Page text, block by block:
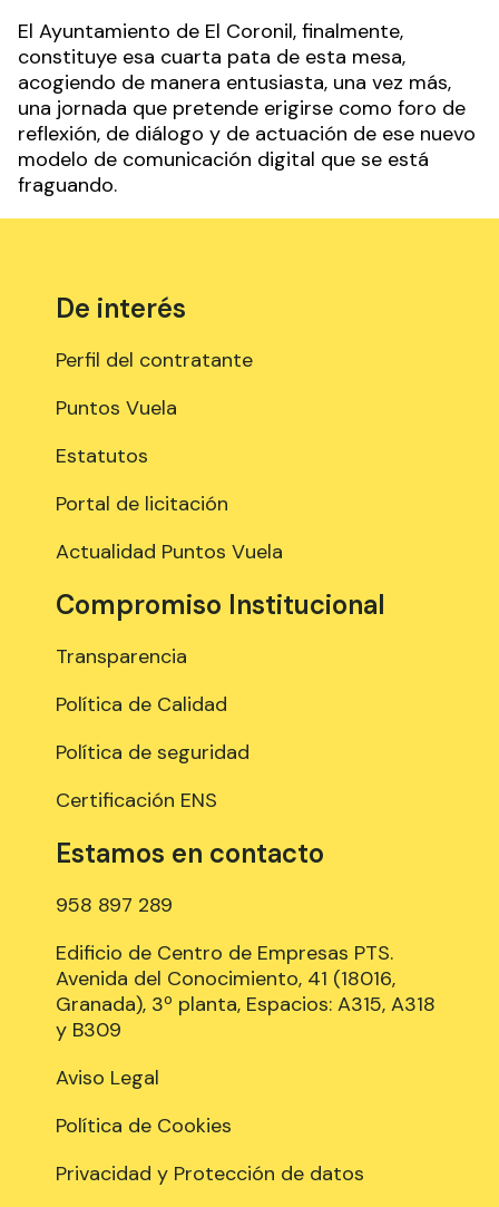
El Ayuntamiento de El Coronil, finalmente,
constituye esa cuarta pata de esta mesa,
acogiendo de manera entusiasta, una vez más,
una jornada que pretende erigirse como foro de
reflexión, de diálogo y de actuación de ese nuevo
modelo de comunicación digital que se está
fraguando.
De interés
Perfil del contratante
Puntos Vuela
Estatutos
Portal de licitación
Actualidad Puntos Vuela
Compromiso Institucional
Transparencia
Política de Calidad
Política de seguridad
Certificación ENS
Estamos en contacto
958 897 289
Edificio de Centro de Empresas PTS.
Avenida del Conocimiento, 41 (18016,
Granada), 3º planta, Espacios: A315, A318
y B309
Aviso Legal
Política de Cookies
Privacidad y Protección de datos